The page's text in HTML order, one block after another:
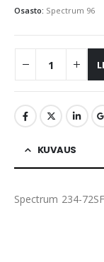
Osasto: Spectrum 96
KUVAUS
Spectrum 234-